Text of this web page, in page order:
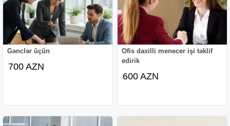
Gənclər üçün
700 AZN
Ofis daxilli menecer işi təklif
edirik
600 AZN